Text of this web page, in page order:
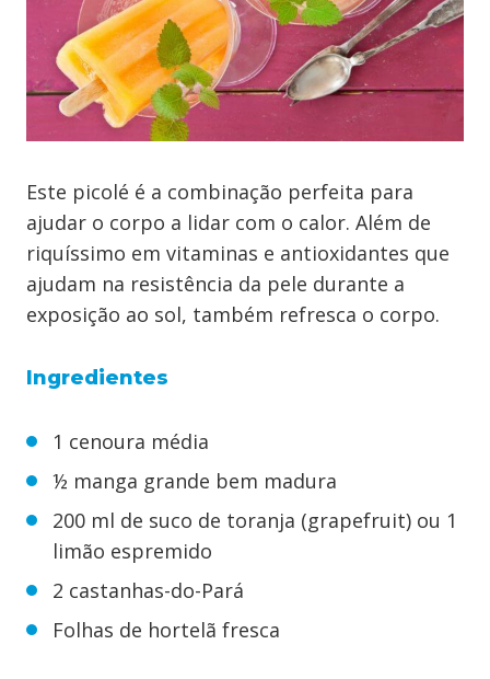
Este picolé é a combinação perfeita para
ajudar o corpo a lidar com o calor. Além de
riquíssimo em vitaminas e antioxidantes que
ajudam na resistência da pele durante a
exposição ao sol, também refresca o corpo.
Ingredientes
1 cenoura média
½ manga grande bem madura
200 ml de suco de toranja (grapefruit) ou 1
limão espremido
2 castanhas-do-Pará
Folhas de hortelã fresca